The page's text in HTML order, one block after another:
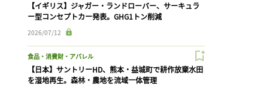
【イギリス】ジャガー・ランドローバー、サーキュラ
ー型コンセプトカー発表。GHG1トン削減
2026/07/12
食品・消費財・アパレル
【日本】サントリーHD、熊本・益城町で耕作放棄水田
を湿地再生。森林・農地を流域一体管理